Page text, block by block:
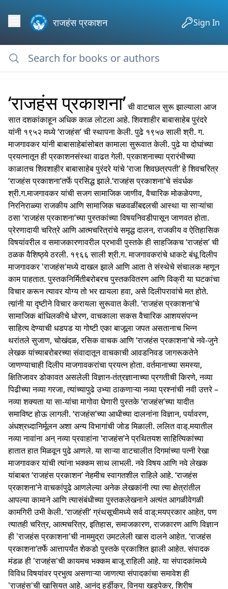
राजहंस प्रकाशन Sign In
‘राजहंस प्रकाशना’ची वाटचाल सुरू झाल्याला आज
सात दशकांकाहून अधिक काळ लोटला आहे. शिवशाहीर बाबासाहेब पुरंदरे
यांनी १९५२ मध्ये ‘राजहंस’ ची स्थापना केली. पुढे १९५७ सालीश्री. ग.
माजगावकरयांनी बाबासाहेबांसोबत कामाला सुरूवात केली. पुढे या दोघांच्या
प्रयत्नातून ही प्रकाशनसंस्था वाढत गेली. प्रकाशनाच्या प्रारंभीच्या
काळातच शिवशाहीर बाबासाहेब पुरंदरे यांचे ‘राजा शिवछत्रपती’ हे शिवचरित्र
‘राजहंस प्रकाशना’तर्फे प्रसिद्ध झाले.‘राजहंस प्रकाशना’चे संवर्धक
श्री.ग.माजगावकर यांची सजग सामाजिक जाणीव, वैचारिक मोकळेपणा,
निरनिराळ्या राजकीय आणि सामाजिक चळवळींबद्दलची आस्था या साऱ्यांचा
ठसा ‘राजहंस प्रकाशना’च्या पुस्तकांच्या विषयनिवडीपासून जाणवत होता.
प्रेरणादायी चरित्रे आणि आत्मचरित्रांचे समृद्ध दालन, राजकीय व ऐतिहासिक
विषयांवरील व समाजकारणावरील प्रभावी पुस्तके ही साहजिकच ‘राजहंस’ ची
ठळक वैशिष्ठ्ये ठरली. १९६६ साली श्री.ग. माजगावकरांचे धाकटे बंधूदिलीप
माजगावकर'राजहंस'मध्ये दाखल झाले आणि आता ते संस्थेचे संचालक म्हणून
काम पाहतात. पुस्तकनिर्मितीबरोबरच पुस्तकवितरण आणि विक्री या घटकांचा
विचार करून त्यावर योग्य तो भर द्यायला हवा, असे दिलीपरावांचे मत होते.
त्य़ांनी या दृष्टीने विचार करायला सुरूवात केली. ‘राजहंस प्रकाशना’चे
सामाजिक बांधिलकीचे धोरण, वाचकाला सकस वैचारिक आशयसंपन्न
साहित्य देण्याची धडपड या गोष्टी एका बाजूला जपत असतानाच भिन्न
थरांतले सुजाण, चोखंदळ, रसिक वाचक आणि ‘राजहंस प्रकाशना’चे नवे-जुने
लेखक यांच्याबरोबरच्या संवादातून वाचकाची आवडनिवड जागरूकतेने
जाणण्याचाही दिलीप माजगावकरांचा प्रयत्न होता. वर्तमानाच्या समस्या,
क्षितिजावर डोकावत असलेली विज्ञान-तंत्रज्ञानाच्या प्रगतीची किरणे, नव्या
पिढीच्या नव्या गरजा, त्यांच्यापुढे उभ्या ठाकणाऱ्या नव्या प्रश्नांची नवी उत्तरे –
नव्या शक्यता या सा-यांचा मागोवा घेणारी पुस्तके ‘राजहंस’च्या यादीत
समाविष्ट होऊ लागली. ‘राजहंस’च्या आधीच्या दालनांना विज्ञान, पर्यावरण,
अंधश्रध्दानिर्मूलन अशा अन्य विभागांची जोड मिळाली. ललित वाड्.मयातील
नव्या नावांना अन् नव्या प्रवाहांना ‘राजहंस’ने प्रथितयश साहित्यिकांच्या
हातात हात मिळवून पुढे आणले. या साऱ्या वाटचालीत दिगमांच्या पत्नी रेखा
माजगावकर यांची त्यांना भक्कम साथ लाभली. नवे विषय आणि नवे लेखक
यांबाबत ‘राजहंस प्रकाशन’ नेहमीच स्वागतशील राहिले आहे. ‘राजहंस
प्रकाशना’ने वाचकांपुढे आणलेल्या अनेक लेखकांनी त्या त्या क्षेत्रांतील
आपल्या कामाने आणि त्यासंबंधीच्या पुस्तकलेखनाने अत्यंत आगळीवेगळी
कामगिरी उभी केली. ‘राजहंसी’ ग्रंथसूचीमध्ये सर्व वाड्:मयप्रकार आहेत, पण
त्यातही चरित्र, आत्मचरित्र, इतिहास, समाजकारण, राजकारण आणि विज्ञान
ही 'राजहंस प्रकाशना'ची नाममुद्रा उमटलेली खास दालने आहेत. ‘राजहंस
प्रकाशना’तर्फे आत्तापर्यंत शेकडो पुस्तके प्रकाशित झाली आहेत. संपादक
मंडळ ही 'राजहंस'ची कायमच भक्कम बाजू राहिली आहे. या संपादकांमध्ये
विविध विषयांवर प्रभुत्व असणाऱ्या जाणत्या संपादकांचा समावेश ही
'राजहंस'ची खासियत आहे. आनंद हर्डीकर,विनया खडपेकर,शिरीष